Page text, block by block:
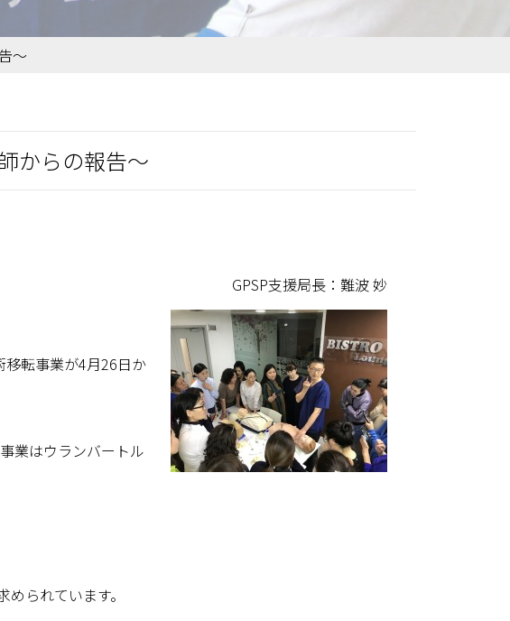
～
からの報告～
GPSP支援局長：難波 妙
移転事業が4月26日か
業はウランバートル
られています。